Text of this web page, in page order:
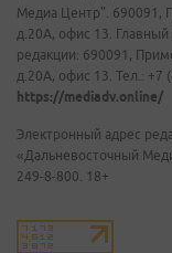
Медиа Центр". 690091,
д.20А, офис 13.
редакции: 690091,
д.20А, офис 13. Тел.: +7
https://mediadv.online/
Электронный адрес
«Дальневосточный
249-8-800. 18+